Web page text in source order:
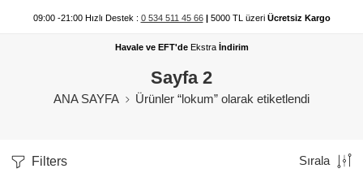
09:00 -21:00 Hızlı Destek : 0 534 511 45 66 |5000 TL üzeri Ücretsiz Kargo
Havale ve EFT'de Ekstraİndirim
Sayfa 2
ANA SAYFA Ürünler “lokum” olarak etiketlendi
Filters Sırala